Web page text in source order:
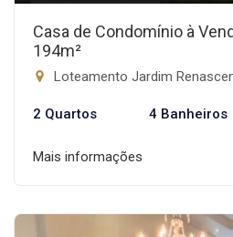
Casa de Condomínio à
194m²
Loteamento Jardim
2 Quartos 4 Banheiros
Mais informações